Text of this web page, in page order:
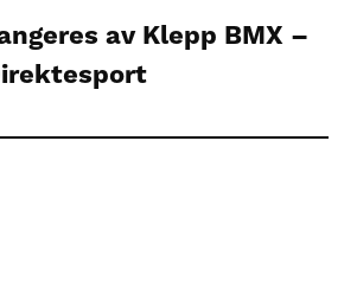
av Klepp BMX –